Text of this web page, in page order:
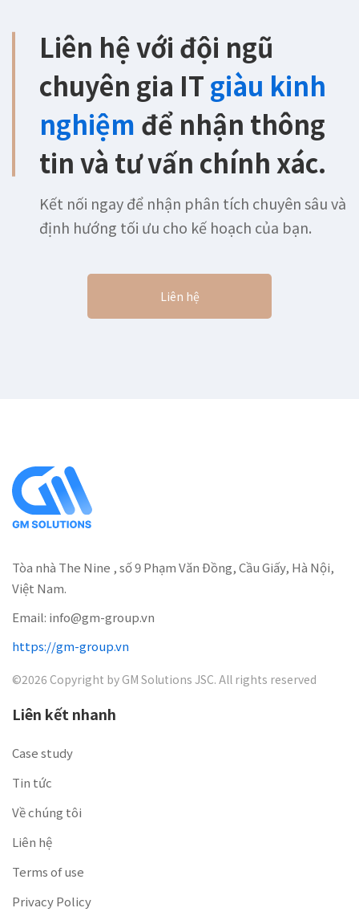
Liên hệ với đội ngũ
chuyên gia ITgiàu kinh
nghiệm để nhận thông
tin và tư vấn chính xác.
Kết nối ngay để nhận phân tích chuyên sâu và
định hướng tối ưu cho kế hoạch của bạn.
Liên hệ
Tòa nhà The Nine , số 9 Phạm Văn Đồng, Cầu Giấy, Hà Nội,
Việt Nam.
Email: info@gm-group.vn
https://gm-group.vn
©2026 Copyright by GM Solutions JSC. All rights reserved
Liên kết nhanh
Case study
Tin tức
Về chúng tôi
Liên hệ
Terms of use
Privacy Policy